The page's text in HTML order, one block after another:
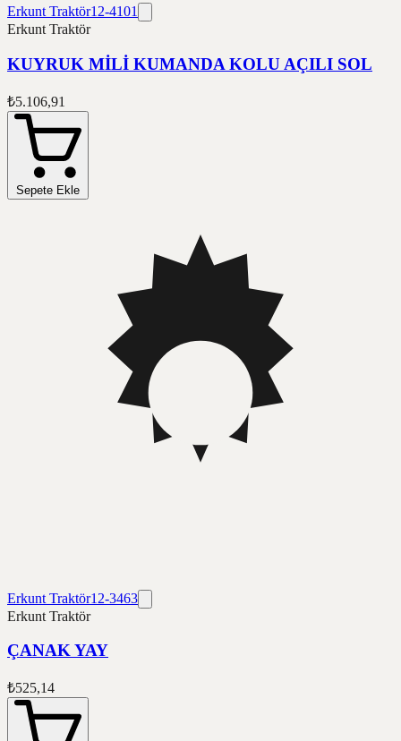
Erkunt Traktör12-4101
Erkunt Traktör
KUYRUK MİLİ KUMANDA KOLU AÇILI SOL
₺5.106,91
Sepete Ekle
Erkunt Traktör12-3463
Erkunt Traktör
ÇANAK YAY
₺525,14